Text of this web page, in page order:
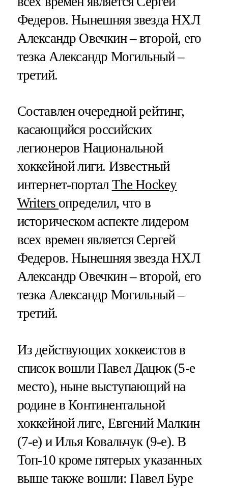
Федеров. Нынешняя звезда НХЛ
Александр Овечкин – второй, его
тезка Александр Могильный –
третий.
Составлен очередной рейтинг,
касающийся российских
легионеров Национальной
хоккейной лиги. Известный
интернет-портал The Hockey
Writers определил, что в
историческом аспекте лидером
всех времен является Сергей
Федеров. Нынешняя звезда НХЛ
Александр Овечкин – второй, его
тезка Александр Могильный –
третий.
Из действующих хоккеистов в
список вошли Павел Дацюк (5-е
место), ныне выступающий на
родине в Континентальной
хоккейной лиге, Евгений Малкин
(7-е) и Илья Ковальчук (9-е). В
Топ-10 кроме пятерых указанных
выше также вошли: Павел Буре